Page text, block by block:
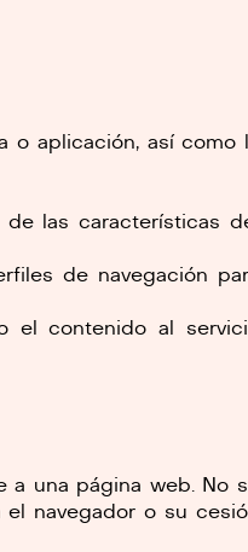
o aplicación, así como
las características
de navegación
el contenido al
a una página web. No
navegador o su